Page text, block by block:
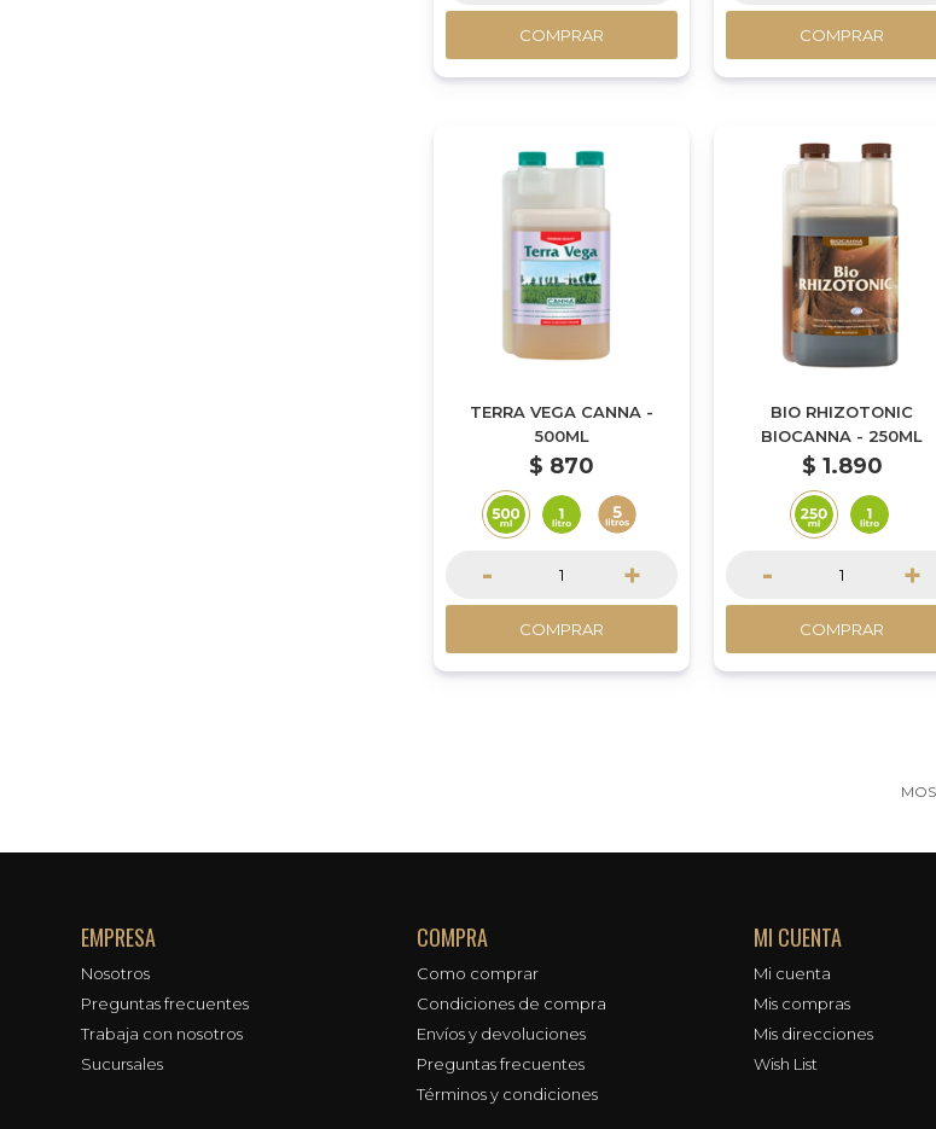
COMPRAR COMPRAR
TERRA VEGA CANNA -
500ML
$ 870
- +
COMPRAR
BIO RHIZOTONIC
BIOCANNA - 250ML
$ 1.890
- +
COMPRAR
EMPRESA
Nosotros
Preguntas frecuentes
Trabaja con nosotros
Sucursales
COMPRA
Como comprar
Condiciones de compra
Envíos y devoluciones
Preguntas frecuentes
Términos y condiciones
MI CUENTA
Mi cuenta
Mis compras
Mis direcciones
Wish List